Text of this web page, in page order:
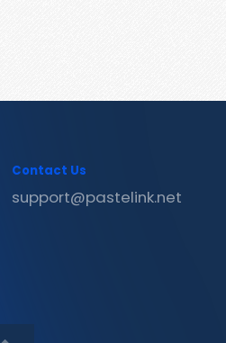
Contact Us
support@pastelink.net